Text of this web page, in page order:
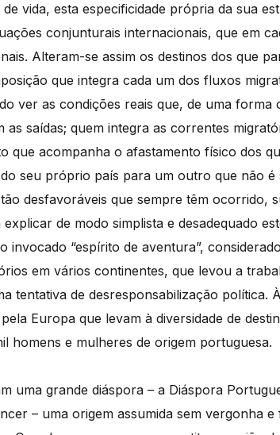
vida, esta especificidade própria da sua
conjunturais internacionais, que em
Alteram-se assim os destinos dos que
que integra cada um dos fluxos
ver as condições reais que, de uma
as saídas; quem integra as correntes
que acompanha o afastamento físico dos
seu próprio país para um outro que não é
desfavoráveis que sempre têm ocorrido,
de modo simplista e desadequado
invocado “espírito de aventura”,
em vários continentes, que levou a
tentativa de desresponsabilização política.
Europa que levam à diversidade de
homens e mulheres de origem portuguesa.
uma grande diáspora – a Diáspora
– uma origem assumida sem vergonha